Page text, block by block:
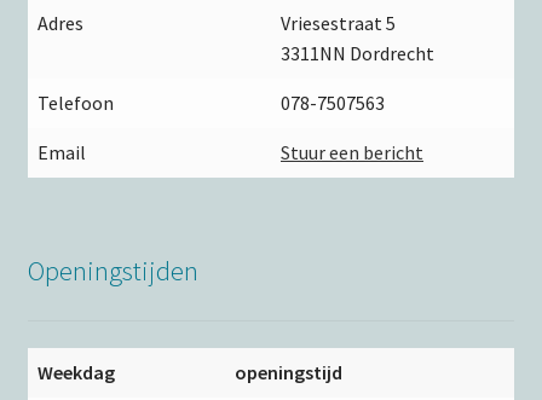
Adres
Vriesestraat 5
3311NN Dordrecht
Telefoon 078-7507563
Email Stuur een bericht
Openingstijden
Weekdag openingstijd